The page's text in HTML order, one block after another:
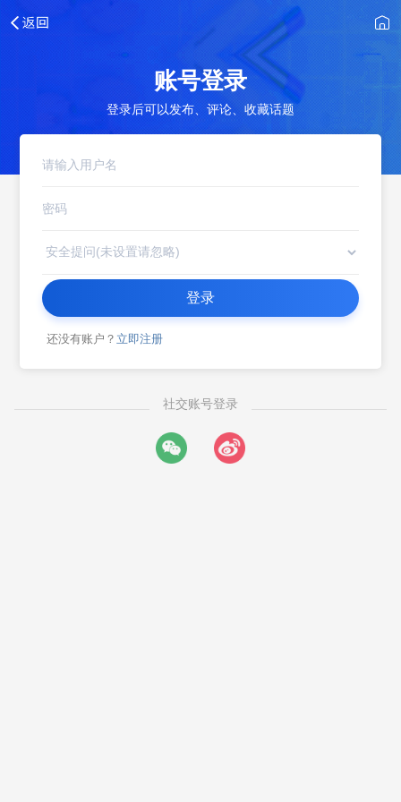
账号登录
登录后可以发布、评论、收藏话题
登录
还没有账户？ 立即注册
社交账号登录